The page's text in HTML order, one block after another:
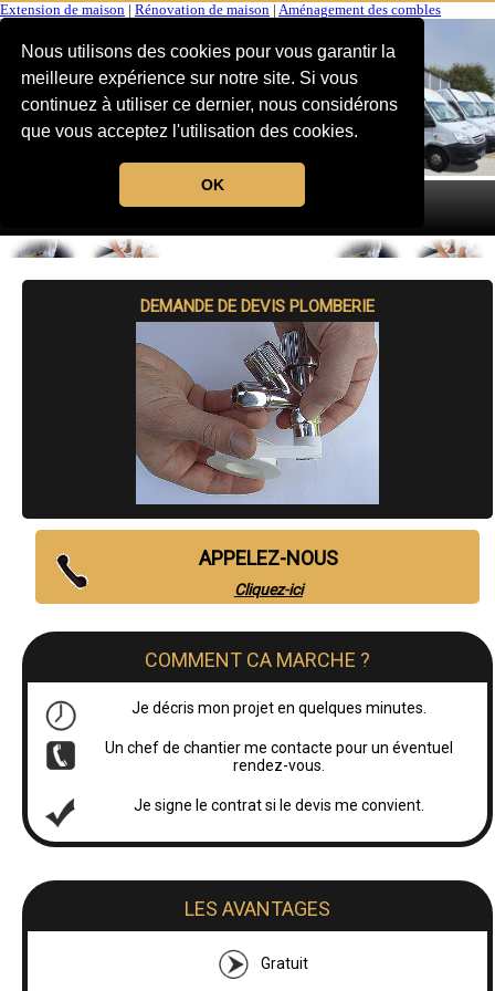
Nous utilisons des cookies pour vous garantir la
meilleure expérience sur notre site. Si vous
continuez à utiliser ce dernier, nous considérons
que vous acceptez l'utilisation des cookies.
OK
Extension de maison Rénovation de maison Aménagement des combles
MENU
DEMANDE DE DEVIS PLOMBERIE
APPELEZ-NOUS
Cliquez-ici
COMMENT CA MARCHE ?
Je décris mon projet en quelques minutes.
Un chef de chantier me contacte pour un éventuel
rendez-vous.
Je signe le contrat si le devis me convient.
LES AVANTAGES
Gratuit